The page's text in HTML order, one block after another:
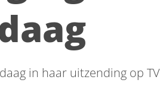
in haar uitzending op